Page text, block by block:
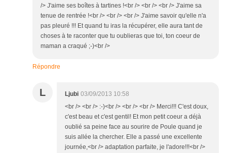
/> J'aime ses boîtes à tartines !<br /> <br /> <br /> J'aime sa
tenue de rentrée !<br /> <br /> <br /> J'aime savoir qu'elle n'a
pas pleuré !!! Et quand tu iras la récupérer, elle aura tant de
choses à te raconter que tu oublieras que toi, ton coeur de
maman a craqué ;-)<br />
Répondre
L Ljubi 03/09/2013 10:58
<br /> <br /> :-)<br /> <br /> <br /> Merci!!! C'est doux,
c'est beau et c'est gentil! Et mon petit coeur a déjà
oublié sa peine face au sourire de Poule quand je
suis allée la chercher. Elle a passé une excellente
journée,<br /> adaptation parfaite, je l'adore!!!<br />